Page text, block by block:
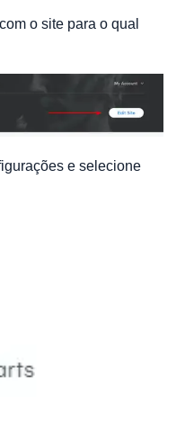
o site para o qual
e selecione